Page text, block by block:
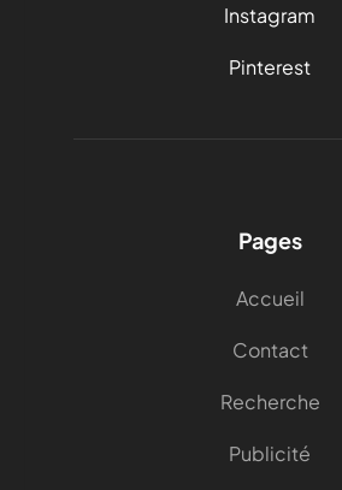
Instagram
Pinterest
Pages
Accueil
Contact
Recherche
Publicité